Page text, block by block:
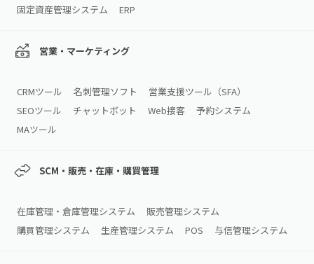
固定資産管理システム ERP
営業・マーケティング
CRMツール 名刺管理ソフト
営業支援ツール（SFA）
SEOツール
チャットボット Web接客
予約システム
MAツール
SCM・販売・在庫・購買管理
在庫管理・倉庫管理システム
販売管理システム
購買管理システム
生産管理システム POS 与信管理システム